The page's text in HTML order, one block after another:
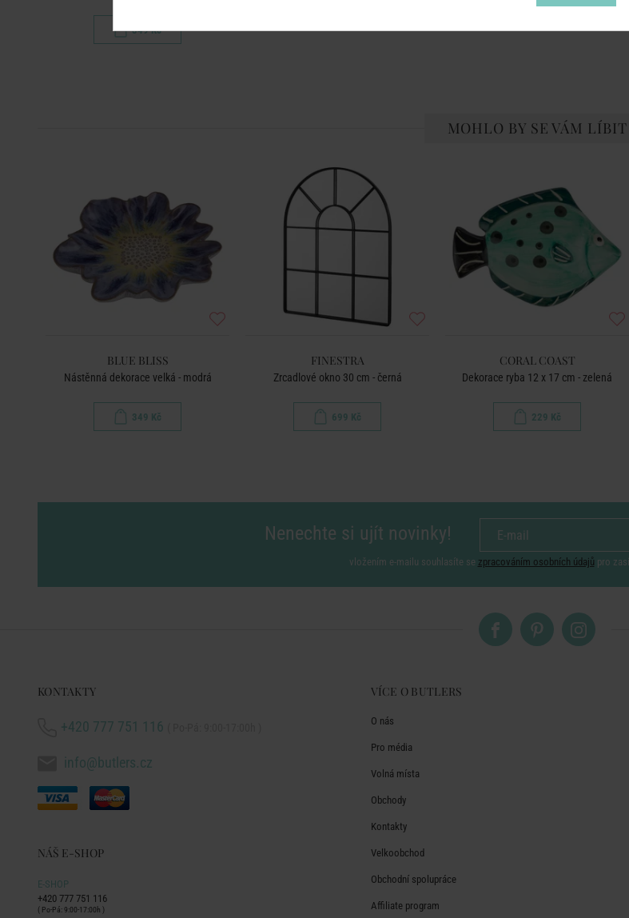
349 Kč
MOHLO BY SE VÁM LÍBIT
BLUE BLISS
Nástěnná dekorace velká - modrá
349 Kč
FINESTRA
Zrcadlové okno 30 cm - černá
699 Kč
CORAL COAST
Dekorace ryba 12 x 17 cm - zelená
229 Kč
Nenechte si ujít novinky!
vložením e-mailu souhlasíte se zpracováním osobních údajů pro
KONTAKTY
+420 777 751 116
info@butlers.cz
NÁŠ E-SHOP
E-SHOP
+420 777 751 116
( Po-Pá: 9:00-17:00h )
VÍCE O BUTLERS
O nás
Pro média
Volná místa
Obchody
Kontakty
Velkoobchod
Obchodní spolupráce
Affiliate program